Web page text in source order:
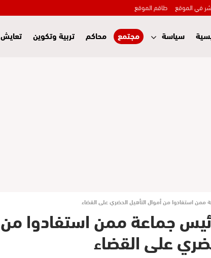
في الموقع طاقم الموقع
سياسة مجتمع محاكم تربية وتكوين تعايش
ملفات 15 رئيس جماعة ممن استفادوا من
على القضاء